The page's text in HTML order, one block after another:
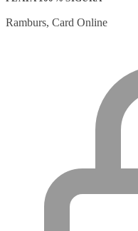
Ramburs, Card Online